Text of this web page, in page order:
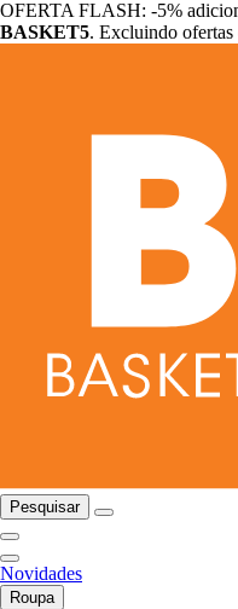
OFERTA FLASH: -5%
BASKET5. Excluindo ofertas
Pesquisar
Novidades
Roupa